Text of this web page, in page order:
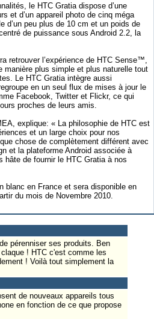
le HTC Gratia dispose d’une
et d’un appareil photo de cinq méga
d’un peu plus de 10 cm et un poids de
de puissance sous Android 2.2, la
retrouver l’expérience de HTC Sense™,
manière plus simple et plus naturelle tout
Le HTC Gratia intègre aussi
en un seul flux de mises à jour le
Facebook, Twitter et Flickr, ce qui
proches de leurs amis.
explique: « La philosophie de HTC est
et un large choix pour nos
chose de complètement différent avec
et la plateforme Android associée à
hâte de fournir le HTC Gratia à nos
blanc en France et sera disponible en
du mois de Novembre 2010.
pérenniser ses produits. Ben
! HTC c'est comme les
! Voilà tout simplement la
de nouveaux appareils tous
en fonction de ce que propose